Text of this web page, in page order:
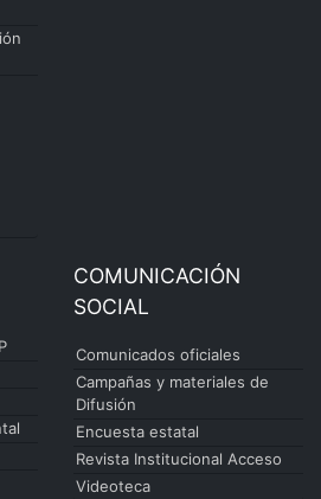
COMUNICACIÓN
SOCIAL
Comunicados oficiales
Campañas y materiales de
Difusión
Encuesta estatal
Revista Institucional Acceso
Videoteca